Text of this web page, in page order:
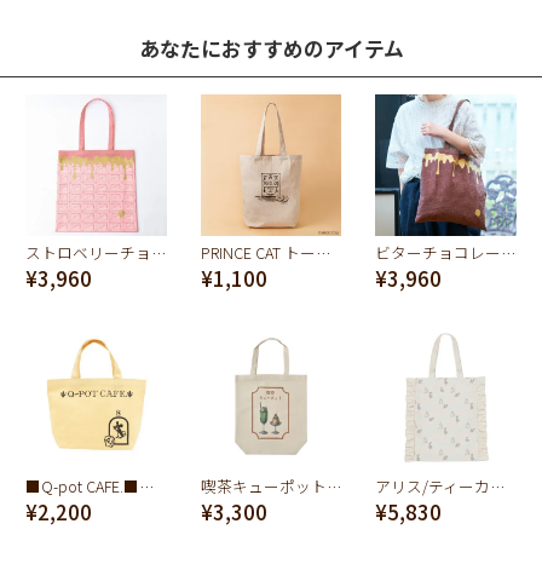
あなたにおすすめのアイテム
ストロベリーチョコレート ワッシャー トートバッグ
¥3,960
PRINCE CAT トートバッグ【うたの☆プリンスさまっ♪ コラボ】
¥1,100
ビターチョコレート ワッシャー トートバッグ
¥3,960
■Q-pot CAFE.■タイニーマウスランチトートバッグ(イエロー)
¥2,200
喫茶キューポット 厚手コットン トートバッグ
¥3,300
アリス/ティーカップ バッグ【ディズニー アクセサリー】【ふしぎの国のアリス】
¥5,830